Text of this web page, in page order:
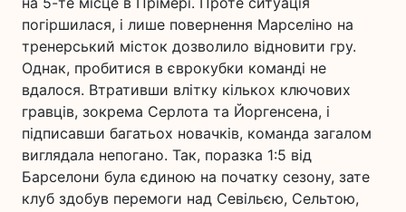
погіршилася, і лише повернення Марселіно на
тренерський місток дозволило відновити гру.
Однак, пробитися в єврокубки команді не
вдалося. Втративши влітку кількох ключових
гравців, зокрема Серлота та Йоргенсена, і
підписавши багатьох новачків, команда загалом
виглядала непогано. Так, поразка 1:5 від
Барселони була єдиною на початку сезону, зате
клуб здобув перемоги над Севільєю, Сельтою,